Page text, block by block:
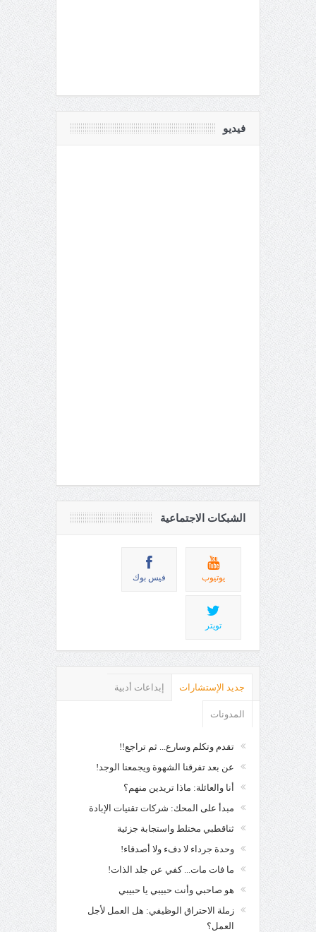
فيديو
الشبكات الاجتماعية
يوتيوب فيس بوك
تويتر
جديد الإستشارات إبداعات أدبية
المدونات
تقدم وتكلم وسارع... ثم تراجع!!
عن بعد تفرقنا الشهوة ويجمعنا الوجد!
أنا والعائلة: ماذا تريدين منهم؟
مبدأ على المحك: شركات تقنيات الإبادة
ثناقطبي مختلط واستجابة جزئية
وحدة جرداء لا دفء ولا أصدقاء!
ما فات مات... كفي عن جلد الذات!
هو صاحبي وأنت حبيبي يا حبيبي
زملة الاحتراق الوظيفي: هل العمل لأجل
العمل؟